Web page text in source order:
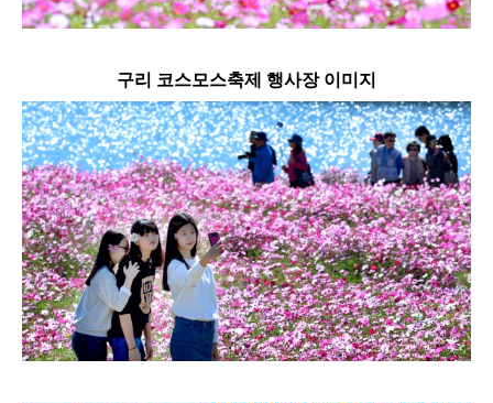
구리 코스모스축제 행사장 이미지